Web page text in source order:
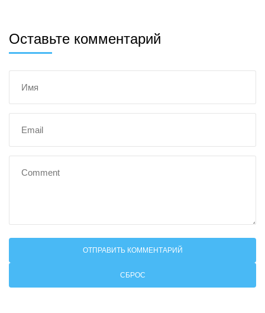
Оставьте комментарий
СБРОС